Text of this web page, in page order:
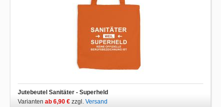
Jutebeutel Sanitäter - Superheld
Varianten ab 6,90 € zzgl. Versand